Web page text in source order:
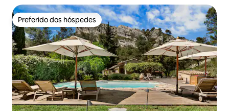
Preferido dos hóspedes
Preferido dos hóspedes